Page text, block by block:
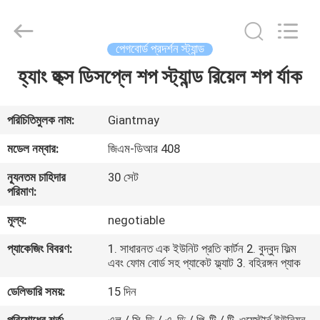
বাড়ি
পণ্য
আমাদের
সম্পর্কে
কারখানা
মান
Co,Ltd..
পেগবোর্ড প্রদর্শন স্ট্যান্ড
হ্যাং হুক্স ডিসপ্লে শপ স্ট্যান্ড রিয়েল শপ র্যাক
পরিচিতিমুলক নাম:
Giantmay
মডেল নম্বার:
জিএম-ডিআর 408
ন্যূনতম চাহিদার
পরিমাণ:
30 সেট
মূল্য:
negotiable
প্যাকেজিং বিবরণ:
1. সাধারনত এক ইউনিট প্রতি কার্টন 2. বুদ্বুদ ফিল্ম
এবং ফোম বোর্ড সহ প্যাকেট ফ্ল্যাট 3. বহিরঙ্গন প্যাক
ডেলিভারি সময়:
15 দিন